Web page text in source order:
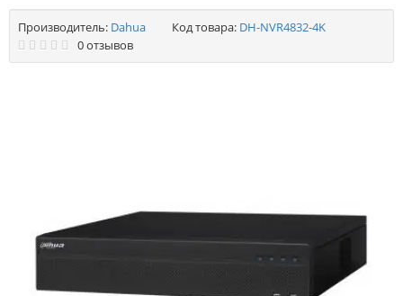
Производитель: Dahua Код товара: DH-NVR4832-4K
0 отзывов